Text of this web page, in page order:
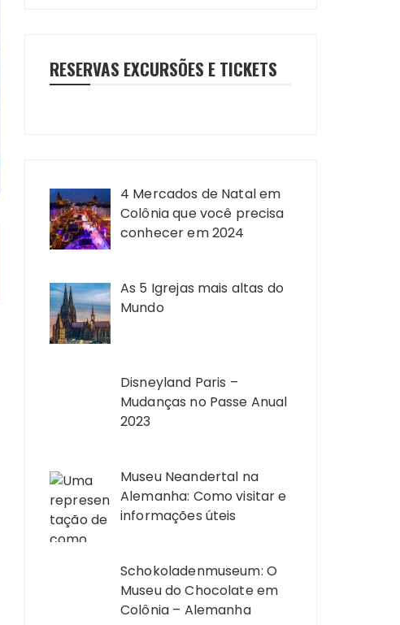
RESERVAS EXCURSÕES E TICKETS
4 Mercados de Natal em
Colônia que você precisa
conhecer em 2024
As 5 Igrejas mais altas do
Mundo
Disneyland Paris –
Mudanças no Passe Anual
2023
Museu Neandertal na
Alemanha: Como visitar e
informações úteis
Schokoladenmuseum: O
Museu do Chocolate em
Colônia – Alemanha